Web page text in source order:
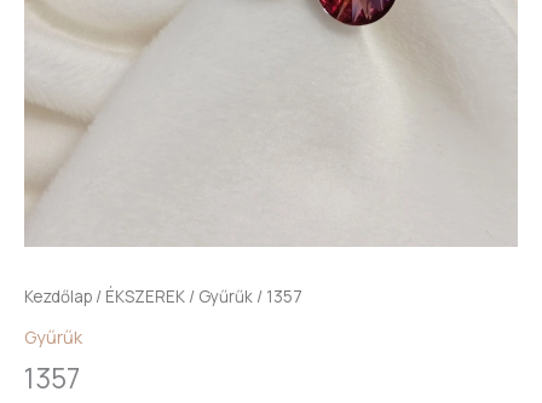
Kezdőlap / ÉKSZEREK / Gyűrűk / 1357
Gyűrűk
1357